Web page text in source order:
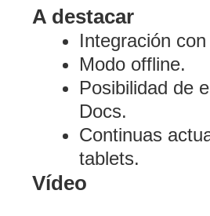
A destacar
Integración
Modo offline.
Posibilidad de
Docs.
Continuas
tablets.
Vídeo